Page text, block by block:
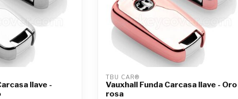
llave -
TBU CAR®
Vauxhall Funda Carcasa llave - Oro
rosa